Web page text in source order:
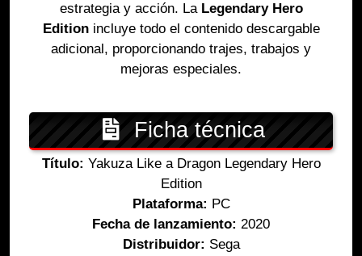
estrategia y acción. La Legendary Hero
Editionincluye todo el contenido descargable
adicional, proporcionando trajes, trabajos y
mejoras especiales.
Ficha técnica
Título: Yakuza Like a Dragon Legendary Hero
Edition
Plataforma: PC
Fecha de lanzamiento: 2020
Distribuidor: Sega